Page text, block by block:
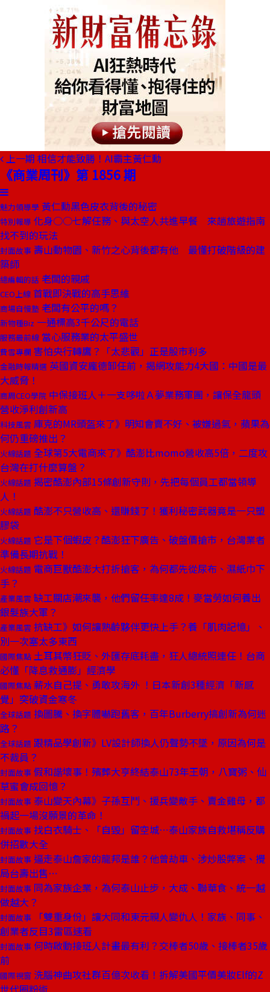
上一期 相信才能致勝！AI霸主黃仁勳
《商業周刊》第 1856 期
魅力領導學 黃仁勳黑色皮衣背後的秘密
特別報導 化身○○七解任務、與太空人共進早餐 來趟旅遊指南
找不到的玩法
封面故事 壽山動物園、新竹之心背後都有他 最懂打破階級的建
築師
總編輯的話 老闆的親戚
CEO上線 首戰即決戰的高手思維
商場自慢塾 老闆有公平的嗎？
新物種Biz 一通標高3千公尺的電話
服務最前線 當心服務業的太平盛世
費雪專欄 害怕央行轉鷹？「太悲觀」正是股市利多
金融時報精選 英國資安龐德卸任前，揭網攻能力4大國：中國是最
大威脅！
商周CEO學院 中保接班人＋一支哆啦Ａ夢業務軍團，讓保全龍頭
營收淨利創新高
科技風雲 庫克的MR頭盔來了》明知會賣不好、被嫌過氣，蘋果為
何仍重磅推出？
火線話題 全球第5大電商來了》酷澎比momo營收高5倍，二度攻
台灣在打什麼算盤？
火線話題 揭密酷澎內部15條創新守則，先把每個員工都當領導
人！
火線話題 酷澎不只營收高、還賺錢了！獲利秘密武器竟是一只塑
膠袋
火線話題 它是下個蝦皮？酷澎狂下廣告、破盤價搶市，台灣業者
準備長期抗戰！
火線話題 電商巨獸酷澎大打折搶客，為何都先從尿布、濕紙巾下
手？
產業風雲 缺工關店潮來襲，他們留任率達8成！麥當勞如何養出
銀髮族大軍？
產業風雲 抗缺工》如何讓熟齡夥伴更快上手？養「肌肉記憶」、
別一次塞太多東西
國際焦點 土耳其幣狂貶、外匯存底耗盡，狂人總統照連任！台商
必懂「降息救通膨」經濟學
國際焦點 薪水自己提、勇敢攻海外 ！日本新創3種經濟「新感
覺」突破資金寒冬
全球話題 換圖騰、換字體嚇跑舊客，百年Burberry搞創新為何迷
路？
全球話題 跟精品學創新》LV設計師換人仍聲勢不墜，原因為何是
不裁員？
封面故事 假和諧壞事！殯葬大亨終結泰山73年王朝，八寶粥、仙
草蜜會成回憶？
封面故事 泰山變天內幕》子孫互鬥、援兵變敵手、賣金雞母，都
禍起一場沒願景的革命！
封面故事 找白衣騎士、「自毀」留空城⋯泰山家族自救堪稱反購
併招數大全
封面故事 逼走泰山詹家的龍邦是誰？他曾劫車、涉炒股弊案、攪
局台壽出售⋯
封面故事 同為家族企業，為何泰山止步，大成、聯華食、統一越
做越大？
封面故事
「雙重身份」讓大同和東元親人變仇人！家族、同事、
創業者反目3雷區速看
封面故事 何時啟動接班人計畫最有利？交棒者50歲、接棒者35歲
前
國際視窗 洗腦神曲攻社群百億次收看！拆解美國平價美妝Elf的Z
世代圈粉術